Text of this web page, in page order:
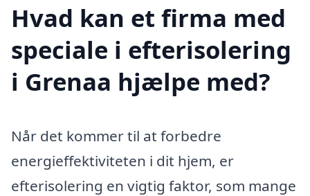
Hvad kan et firma med
speciale i efterisolering
i Grenaa hjælpe med?
Når det kommer til at forbedre
energieffektiviteten i dit hjem, er
efterisolering en vigtig faktor, som mange